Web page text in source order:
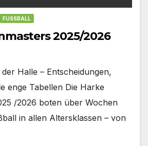
FUSSBALL
2025/2026
Halle – Entscheidungen,
enge Tabellen Die Harke
/2026 boten über Wochen
in allen Altersklassen – von